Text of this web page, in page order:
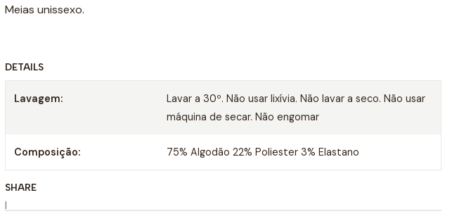
Meias unissexo.
DETAILS
Lavagem:
Lavar a 30º. Não usar lixívia. Não lavar a seco. Não usar
máquina de secar. Não engomar
Composição: 75% Algodão 22% Poliester 3% Elastano
SHARE
|